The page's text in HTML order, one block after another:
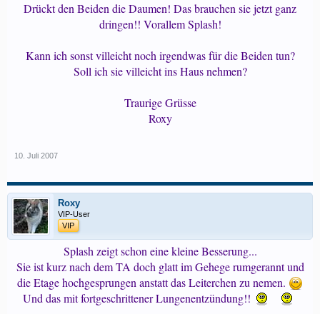
Drückt den Beiden die Daumen! Das brauchen sie jetzt ganz
dringen!! Vorallem Splash!
Kann ich sonst villeicht noch irgendwas für die Beiden tun?
Soll ich sie villeicht ins Haus nehmen?
Traurige Grüsse
Roxy
10. Juli 2007
Roxy
VIP-User
VIP
Splash zeigt schon eine kleine Besserung...
Sie ist kurz nach dem TA doch glatt im Gehege rumgerannt und
die Etage hochgesprungen anstatt das Leiterchen zu nemen.
Und das mit fortgeschrittener Lungenentzündung!!